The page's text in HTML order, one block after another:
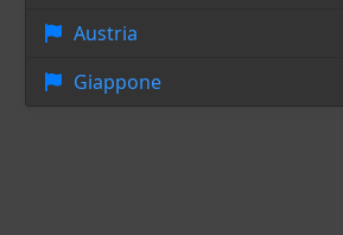
Austria
Giappone